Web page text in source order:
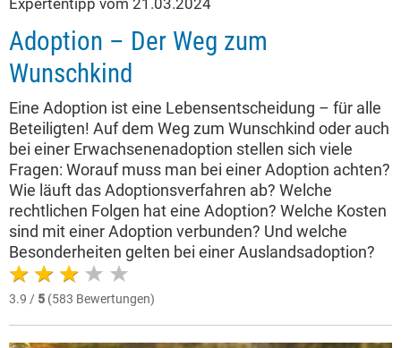
Adoption – Der Weg zum
Wunschkind
Eine Adoption ist eine Lebensentscheidung – für alle
Beteiligten! Auf dem Weg zum Wunschkind oder auch
bei einer Erwachsenenadoption stellen sich viele
Fragen: Worauf muss man bei einer Adoption achten?
Wie läuft das Adoptionsverfahren ab? Welche
rechtlichen Folgen hat eine Adoption? Welche Kosten
sind mit einer Adoption verbunden? Und welche
Besonderheiten gelten bei einer Auslandsadoption?
3.9 / 5 (583 Bewertungen)